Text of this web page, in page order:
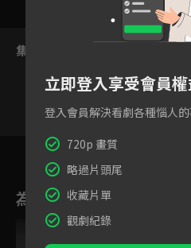
集數列表
2
為您推薦
VIP
立即登入享受會員
登入會員解決看劇各種惱人
720p 畫質
略過片頭尾
收藏片單
觀劇紀錄